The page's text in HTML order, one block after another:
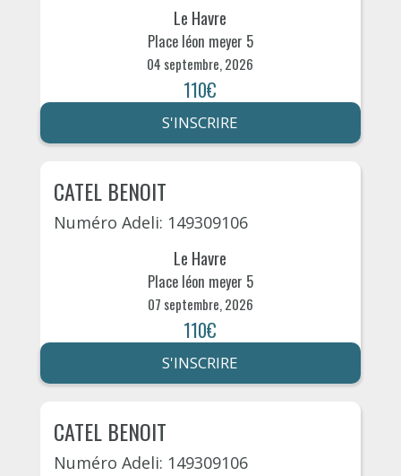
Le Havre
Place léon meyer 5
04 septembre, 2026
110€
S'INSCRIRE
CATEL BENOIT
Numéro Adeli: 149309106
Le Havre
Place léon meyer 5
07 septembre, 2026
110€
S'INSCRIRE
CATEL BENOIT
Numéro Adeli: 149309106